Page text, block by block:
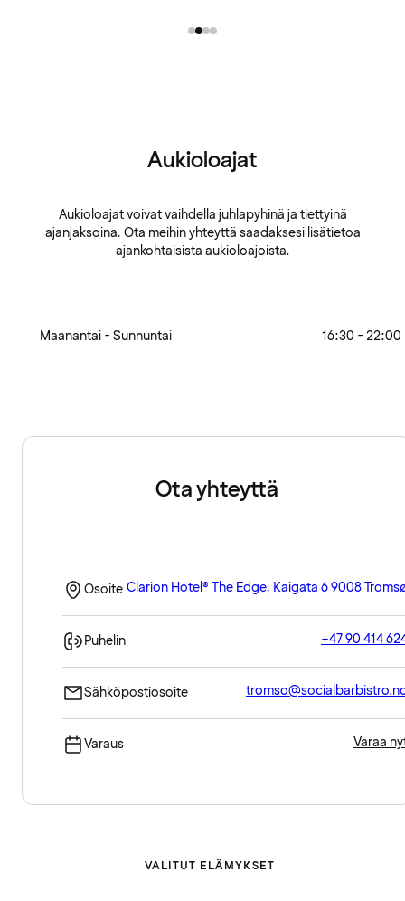
Aukioloajat
Aukioloajat voivat vaihdella juhlapyhinä ja tiettyinä
ajanjaksoina. Ota meihin yhteyttä saadaksesi lisätietoa
ajankohtaisista aukioloajoista.
Maanantai - Sunnuntai 16:30 - 22:00
Ota yhteyttä
Osoite Clarion Hotel® The Edge, Kaigata 6 9008
Puhelin +47 90 414
Sähköpostiosoite
Varaus Varaa
VALITUT ELÄMYKSET